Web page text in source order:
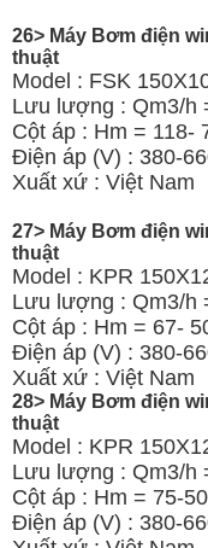
26> Máy Bơm điện
thuật
Model : FSK
Lưu lượng : Qm3/h
Cột áp : Hm = 118-
Điện áp (V) : 380-
Xuất xứ : Việt Nam
27> Máy Bơm điện
thuật
Model : KPR
Lưu lượng : Qm3/h
Cột áp : Hm = 67-
Điện áp (V) : 380-
Xuất xứ : Việt Nam
28> Máy Bơm điện
thuật
Model : KPR
Lưu lượng : Qm3/h
Cột áp : Hm = 75-50
Điện áp (V) : 380-